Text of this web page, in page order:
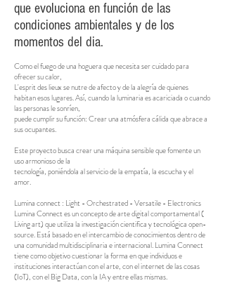
que evoluciona en función de las
condiciones ambientales y de los
momentos del dia.
Como el fuego de una hoguera que necesita ser cuidado para
ofrecer su calor,
L'esprit des lieux se nutre de afecto y de la alegría de quienes
habitan esos lugares. Así, cuando la luminaria es acariciada o cuando
las personas le sonríen,
puede cumplir su función: Crear una atmósfera cálida que abrace a
sus ocupantes.
Este proyecto busca crear una máquina sensible que fomente un
uso armonioso de la
tecnología, poniéndola al servicio de la empatía, la escucha y el
amor.
Lumina connect : Light - Orchestrated - Versatile - Electronics
Lumina Connect es un concepto de arte digital comportamental (
Living art) que utiliza la investigación cientifica y tecnológica open-
source. Está basado en el intercambio de conocimientos dentro de
una comunidad multidisciplinaria e internacional. Lumina Connect
tiene como objetivo cuestionar la forma en que individuos e
instituciones interactúan con el arte, con el internet de las cosas
(IoT), con el Big Data, con la IA y entre ellas mismas.